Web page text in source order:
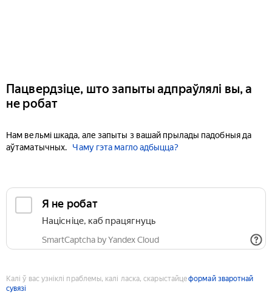
Пацвердзіце, што запыты адпраўлялі вы, а
не робат
Нам вельмі шкада, але запыты з вашай прылады падобныя да
аўтаматычных.
Чаму гэта магло адбыцца?
Я не робат
Націсніце, каб працягнуць
SmartCaptcha by Yandex Cloud
Калі ў вас узніклі праблемы, калі ласка, скарыстайцеформай зваротнай
сувязі